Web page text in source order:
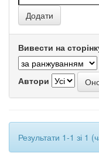
Вивести на
Автори
Результати 1-1 зі 1